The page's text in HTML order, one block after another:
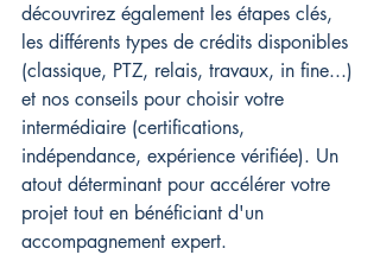
découvrirez également les étapes clés,
les différents types de crédits disponibles
(classique, PTZ, relais, travaux, in fine...)
et nos conseils pour choisir votre
intermédiaire (certifications,
indépendance, expérience vérifiée). Un
atout déterminant pour accélérer votre
projet tout en bénéficiant d'un
accompagnement expert.